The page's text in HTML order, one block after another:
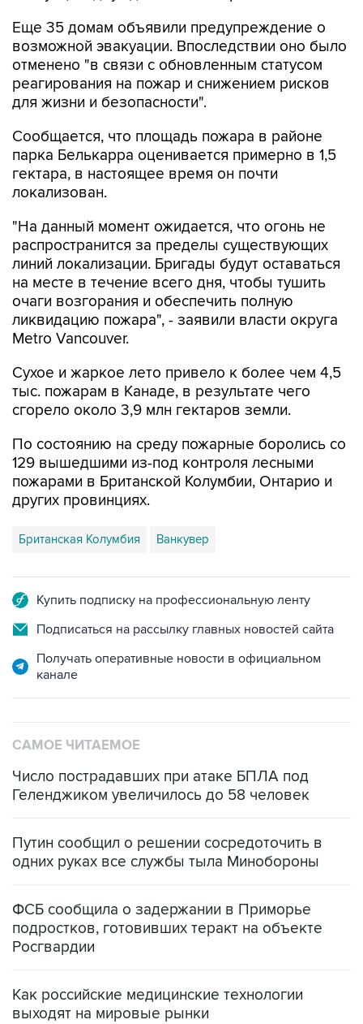
Еще 35 домам объявили предупреждение о
возможной эвакуации. Впоследствии оно было
отменено "в связи с обновленным статусом
реагирования на пожар и снижением рисков
для жизни и безопасности".
Сообщается, что площадь пожара в районе
парка Белькарра оценивается примерно в 1,5
гектара, в настоящее время он почти
локализован.
"На данный момент ожидается, что огонь не
распространится за пределы существующих
линий локализации. Бригады будут оставаться
на месте в течение всего дня, чтобы тушить
очаги возгорания и обеспечить полную
ликвидацию пожара", - заявили власти округа
Metro Vancouver.
Сухое и жаркое лето привело к более чем 4,5
тыс. пожарам в Канаде, в результате чего
сгорело около 3,9 млн гектаров земли.
По состоянию на среду пожарные боролись со
129 вышедшими из-под контроля лесными
пожарами в Британской Колумбии, Онтарио и
других провинциях.
Британская Колумбия Ванкувер
Купить подписку на профессиональную ленту
Подписаться на рассылку главных новостей сайта
Получать оперативные новости в официальном
канале
САМОЕ ЧИТАЕМОЕ
Число пострадавших при атаке БПЛА под
Геленджиком увеличилось до 58 человек
Путин сообщил о решении сосредоточить в
одних руках все службы тыла Минобороны
ФСБ сообщила о задержании в Приморье
подростков, готовивших теракт на объекте
Росгвардии
Как российские медицинские технологии
выходят на мировые рынки